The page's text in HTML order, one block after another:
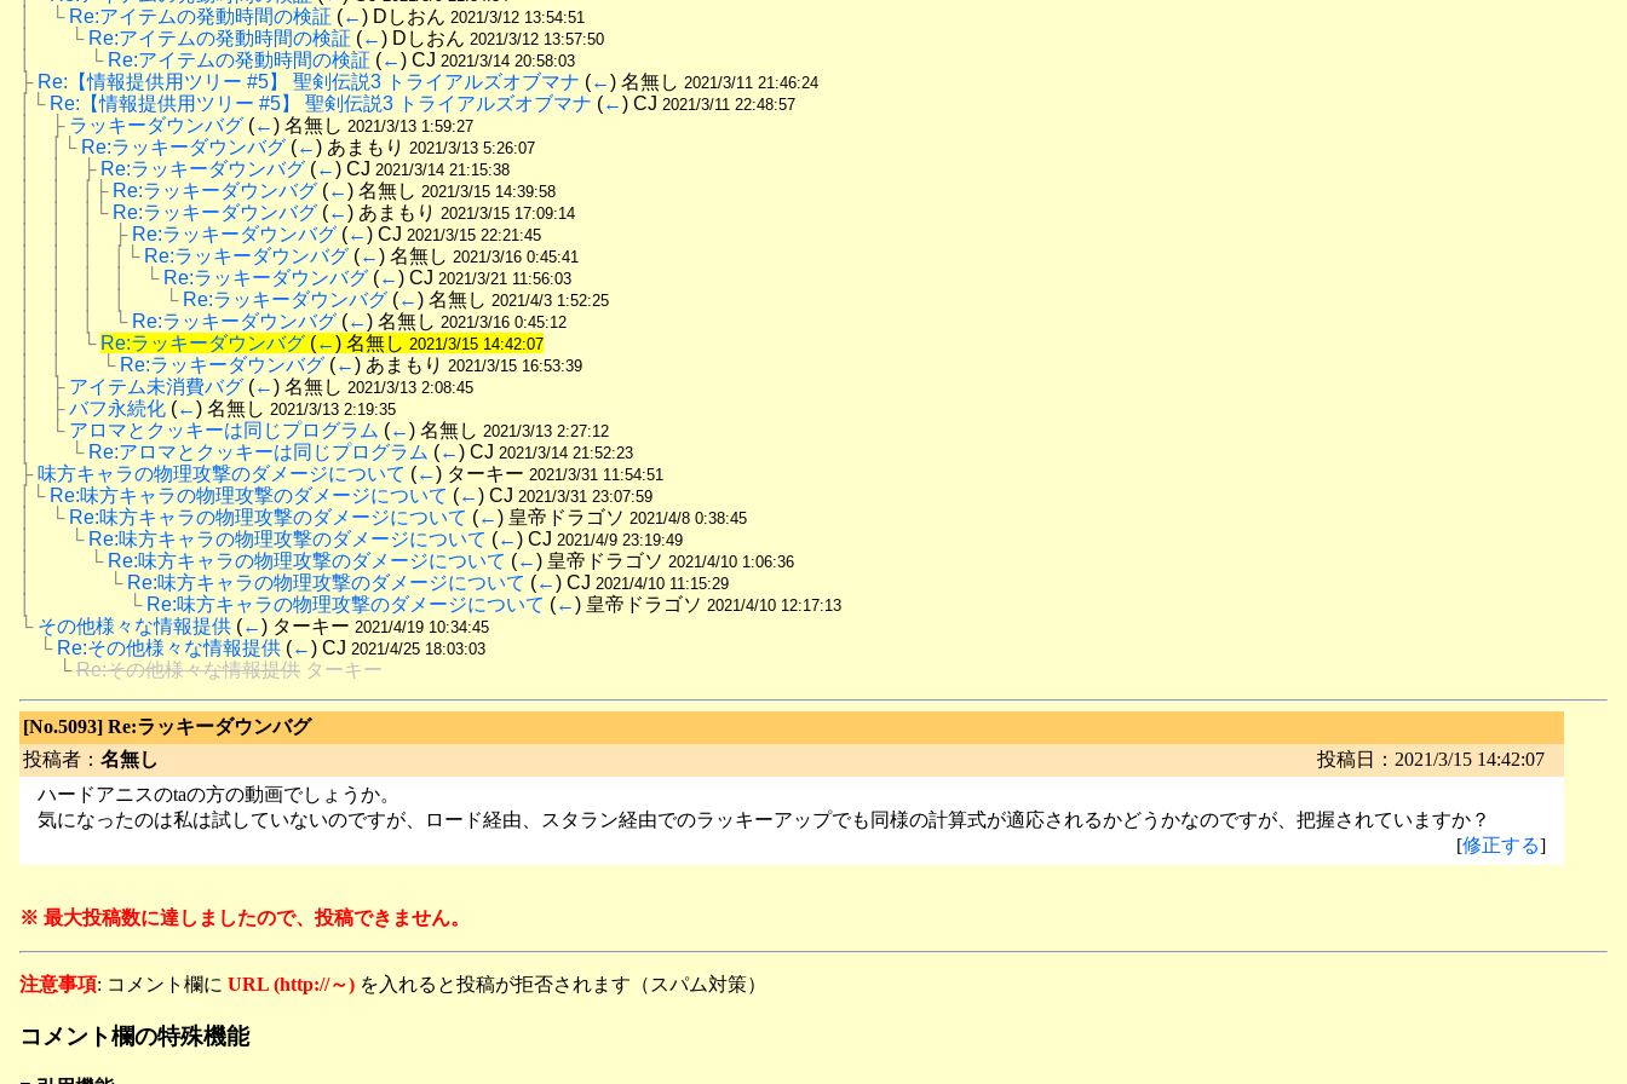
│　└ Re:アイテムの発動時間の検証 (←) Dしおん 2021/3/12 13:54:51
│　　└ Re:アイテムの発動時間の検証 (←) Dしおん 2021/3/12 13:57:50
│　　　└ Re:アイテムの発動時間の検証 (←) CJ 2021/3/14 20:58:03
├ Re:【情報提供用ツリー #5】 聖剣伝説3 トライアルズオブマナ (←) 名無し 2021/3/11 21:46:24
│└ Re:【情報提供用ツリー #5】 聖剣伝説3 トライアルズオブマナ (←) CJ 2021/3/11 22:48:57
│　├ ラッキーダウンバグ (←) 名無し 2021/3/13 1:59:27
│　│└ Re:ラッキーダウンバグ (←) あまもり 2021/3/13 5:26:07
│　│　├ Re:ラッキーダウンバグ (←) CJ 2021/3/14 21:15:38
│　│　│├ Re:ラッキーダウンバグ (←) 名無し 2021/3/15 14:39:58
│　│　│└ Re:ラッキーダウンバグ (←) あまもり 2021/3/15 17:09:14
│　│　│　├ Re:ラッキーダウンバグ (←) CJ 2021/3/15 22:21:45
│　│　│　│└ Re:ラッキーダウンバグ (←) 名無し 2021/3/16 0:45:41
│　│　│　│　└ Re:ラッキーダウンバグ (←) CJ 2021/3/21 11:56:03
│　│　│　│　　└ Re:ラッキーダウンバグ (←) 名無し 2021/4/3 1:52:25
│　│　│　└ Re:ラッキーダウンバグ (←) 名無し 2021/3/16 0:45:12
│　│　└ Re:ラッキーダウンバグ (←) 名無し 2021/3/15 14:42:07
│　│　　└ Re:ラッキーダウンバグ (←) あまもり 2021/3/15 16:53:39
│　├ アイテム未消費バグ (←) 名無し 2021/3/13 2:08:45
│　├ バフ永続化 (←) 名無し 2021/3/13 2:19:35
│　└ アロマとクッキーは同じプログラム (←) 名無し 2021/3/13 2:27:12
│　　└ Re:アロマとクッキーは同じプログラム (←) CJ 2021/3/14 21:52:23
├ 味方キャラの物理攻撃のダメージについて (←) ターキー 2021/3/31 11:54:51
│└ Re:味方キャラの物理攻撃のダメージについて (←) CJ 2021/3/31 23:07:59
│　└ Re:味方キャラの物理攻撃のダメージについて (←) 皇帝ドラゴソ 2021/4/8 0:38:45
│　　└ Re:味方キャラの物理攻撃のダメージについて (←) CJ 2021/4/9 23:19:49
│　　　└ Re:味方キャラの物理攻撃のダメージについて (←) 皇帝ドラゴソ 2021/4/10 1:06:36
│　　　　└ Re:味方キャラの物理攻撃のダメージについて (←) CJ 2021/4/10 11:15:29
│　　　　　└ Re:味方キャラの物理攻撃のダメージについて (←) 皇帝ドラゴソ 2021/4/10 12:17:13
└ その他様々な情報提供 (←) ターキー 2021/4/19 10:34:45
└ Re:その他様々な情報提供 (←) CJ 2021/4/25 18:03:03
└ Re:その他様々な情報提供 ターキー
[No.5093] Re:ラッキーダウンバグ
投稿者： 名無し
投稿日：2021/3/15 14:42:07
ハードアニスのtaの方の動画でしょうか。
気になったのは私は試していないのですが、ロード経由、スタラン経由でのラッキーアップでも同様の計算式が適応されるかどうかなのですが、把握されていますか？
[修正する]
※ 最大投稿数に達しましたので、投稿できません。
注意事項: コメント欄に URL (http://～) を入れると投稿が拒否されます（スパム対策）
コメント欄の特殊機能